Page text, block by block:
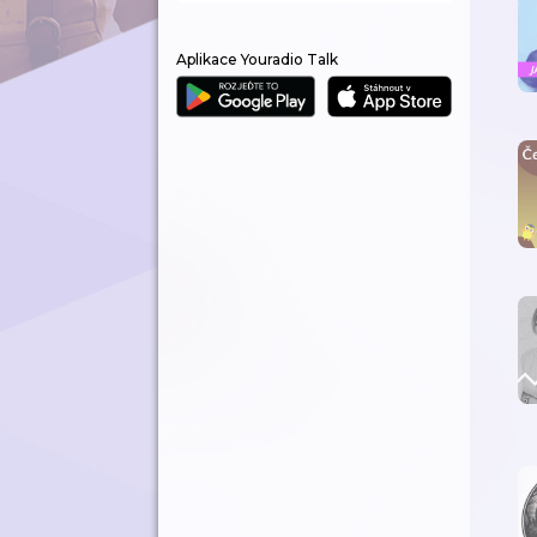
Aplikace Youradio Talk